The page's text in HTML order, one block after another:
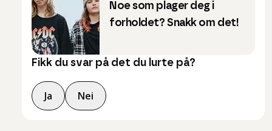
Noe som plager deg i
forholdet? Snakk om det!
Fikk du svar på det du lurte på?
Ja Nei